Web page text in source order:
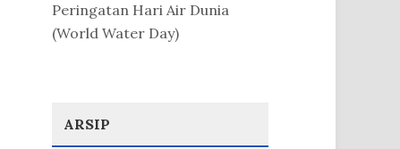
Peringatan Hari Air Dunia
(World Water Day)
ARSIP